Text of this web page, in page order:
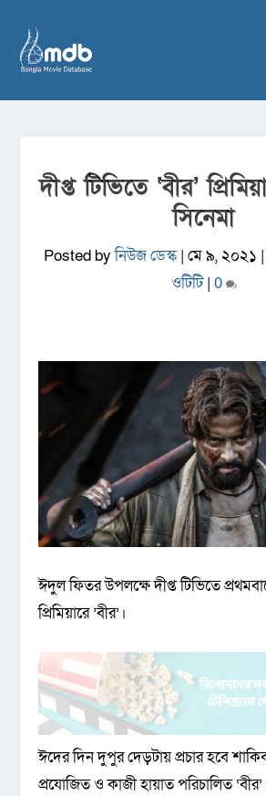
দীপ্ত টিভিতে ‘বীর’
সিনেমা
Posted byনিউজ ডেস্ক| মে ৯, ২০২১
ওটিটি| 0
ঈদুল ফিতর উপলক্ষে দীপ্ত টিভিতে
প্রিমিয়ারে ’বীর’।
ঈদের দিন দুপুর দেড়টায় প্রচার হবে
প্রযোজিত ও কাজী হায়াত পরিচালিত